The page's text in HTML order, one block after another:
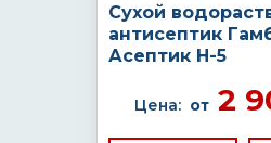
Сухой
антисептик
Асептик H-5
Цена: от 2